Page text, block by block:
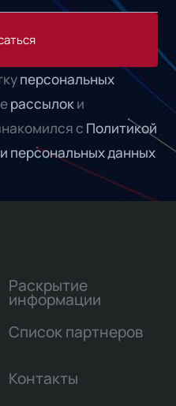
персональных
рассылоки
с Политикой
персональных данных
Раскрытие
информации
Список партнеров
Контакты